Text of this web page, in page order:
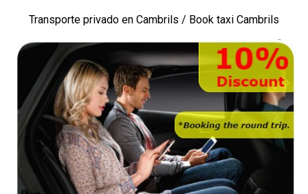
Transporte privado en Cambrils / Book taxi Cambrils